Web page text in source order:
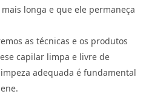
longa e que ele permaneça
as técnicas e os produtos
capilar limpa e livre de
adequada é fundamental